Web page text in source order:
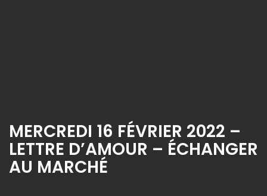
MERCREDI 16 FÉVRIER 2022 –
LETTRE D’AMOUR – ÉCHANGER
AU MARCHÉ